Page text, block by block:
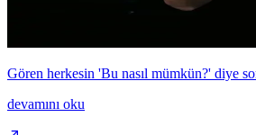
Gören herkesin 'Bu nasıl mümkün?' diye
devamını oku